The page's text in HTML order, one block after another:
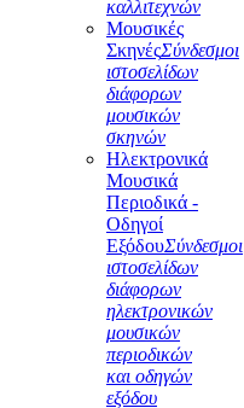
καλλιτεχνών
Μουσικές
ΣκηνέςΣύνδεσμοι
ιστοσελίδων
διάφορων
μουσικών
σκηνών
Ηλεκτρονικά
Μουσικά
Περιοδικά -
Οδηγοί
ΕξόδουΣύνδεσμοι
ιστοσελίδων
διάφορων
ηλεκτρονικών
μουσικών
περιοδικών
και οδηγών
εξόδου